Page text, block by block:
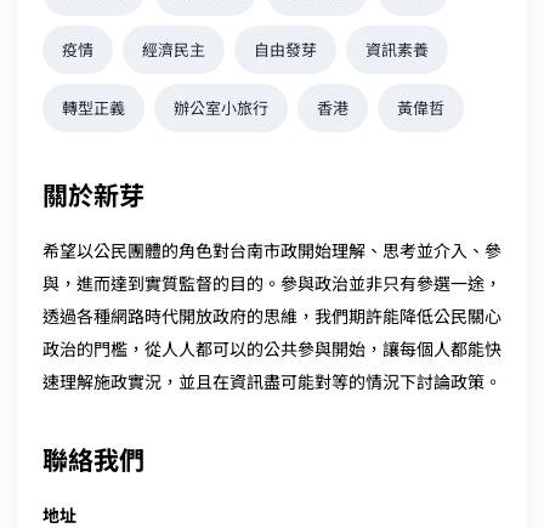
疫情 經濟民主 自由發芽 資訊素養
轉型正義 辦公室小旅行 香港 黃偉哲
關於新芽
希望以公民團體的角色對台南市政開始理解、思考並介入、參
與，進而達到實質監督的目的。參與政治並非只有參選一途，
透過各種網路時代開放政府的思維，我們期許能降低公民關心
政治的門檻，從人人都可以的公共參與開始，讓每個人都能快
速理解施政實況，並且在資訊盡可能對等的情況下討論政策。
聯絡我們
地址